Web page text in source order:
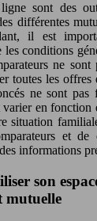
sont des
différentes
il est
conditions
ne sont
toutes les
ne sont pas
en fonction
situation
et de
informations
son
mutuelle